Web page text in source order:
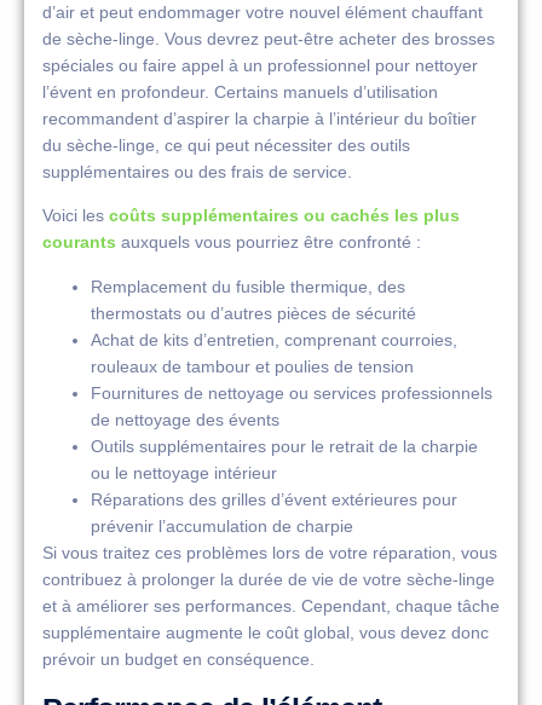
d’air et peut endommager votre nouvel élément chauffant
de sèche-linge. Vous devrez peut-être acheter des brosses
spéciales ou faire appel à un professionnel pour nettoyer
l’évent en profondeur. Certains manuels d’utilisation
recommandent d’aspirer la charpie à l’intérieur du boîtier
du sèche-linge, ce qui peut nécessiter des outils
supplémentaires ou des frais de service.
Voici les coûts supplémentaires ou cachés les plus
courants auxquels vous pourriez être confronté :
Remplacement du fusible thermique, des
thermostats ou d’autres pièces de sécurité
Achat de kits d’entretien, comprenant courroies,
rouleaux de tambour et poulies de tension
Fournitures de nettoyage ou services professionnels
de nettoyage des évents
Outils supplémentaires pour le retrait de la charpie
ou le nettoyage intérieur
Réparations des grilles d’évent extérieures pour
prévenir l’accumulation de charpie
Si vous traitez ces problèmes lors de votre réparation, vous
contribuez à prolonger la durée de vie de votre sèche-linge
et à améliorer ses performances. Cependant, chaque tâche
supplémentaire augmente le coût global, vous devez donc
prévoir un budget en conséquence.